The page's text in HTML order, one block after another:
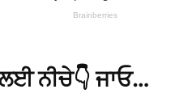
ਨੀਚੇ👇 ਜਾਓ…